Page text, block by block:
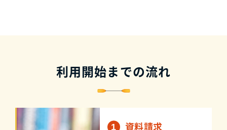
利用開始までの流れ
資料請求